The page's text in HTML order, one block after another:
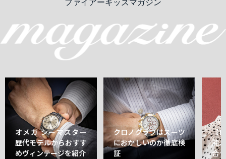
ファイアーキッズマガジン
オメガ シーマスター
歴代モデルからおすす
めヴィンテージを紹介
クロノグラフはスーツ
におかしいのか徹底検
証
【
能
合